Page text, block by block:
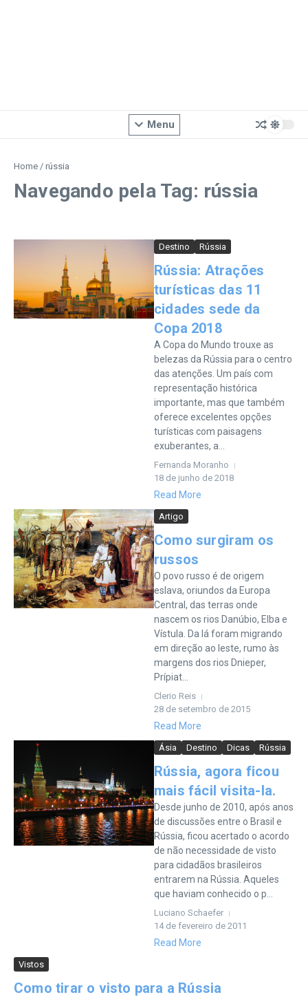
Menu
Home / rússia
Navegando pela Tag: rússia
Destino Rússia
Rússia: Atrações
turísticas das 11
cidades sede da
Copa 2018
A Copa do Mundo trouxe as
belezas da Rússia para o centro
das atenções. Um país com
representação histórica
importante, mas que também
oferece excelentes opções
turísticas com paisagens
exuberantes, a...
Fernanda Moranho
18 de junho de 2018
Read More
Artigo
Como surgiram os
russos
O povo russo é de origem
eslava, oriundos da Europa
Central, das terras onde
nascem os rios Danúbio, Elba e
Vístula. Da lá foram migrando
em direção ao leste, rumo às
margens dos rios Dnieper,
Prípiat...
Clerio Reis
28 de setembro de 2015
Read More
Ásia Destino Dicas Rússia
Rússia, agora ficou
mais fácil visita-la.
Desde junho de 2010, após anos
de discussões entre o Brasil e
Rússia, ficou acertado o acordo
de não necessidade de visto
para cidadãos brasileiros
entrarem na Rússia. Aqueles
que haviam conhecido o p...
Luciano Schaefer
14 de fevereiro de 2011
Read More
Vistos
Como tirar o visto para a Rússia